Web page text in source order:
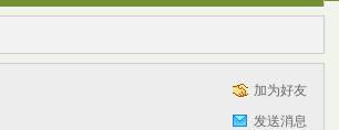
加为好友
发送消息